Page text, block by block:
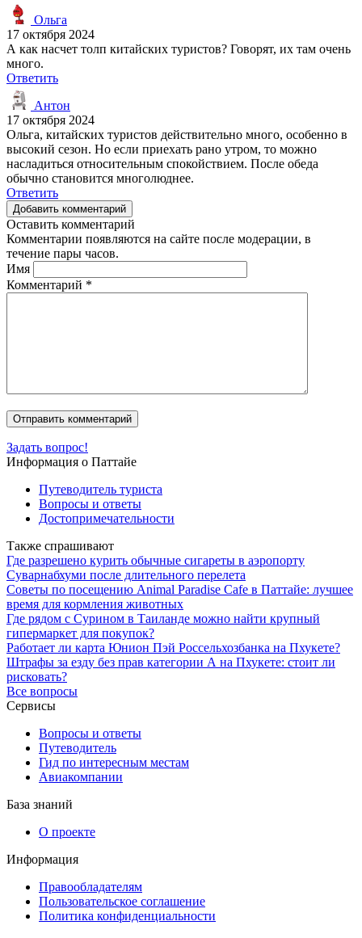
Ольга
17 октября 2024
А как насчет толп китайских туристов? Говорят, их там очень
много.
Ответить
Антон
17 октября 2024
Ольга, китайских туристов действительно много, особенно в
высокий сезон. Но если приехать рано утром, то можно
насладиться относительным спокойствием. После обеда
обычно становится многолюднее.
Ответить
Добавить комментарий
Оставить комментарий
Комментарии появляются на сайте после модерации, в
течение пары часов.
Имя
Комментарий *
Задать вопрос!
Информация о Паттайе
Путеводитель туриста
Вопросы и ответы
Достопримечательности
Также спрашивают
Где разрешено курить обычные сигареты в аэропорту
Суварнабхуми после длительного перелета
Советы по посещению Animal Paradise Cafe в Паттайе: лучшее
время для кормления животных
Где рядом с Сурином в Таиланде можно найти крупный
гипермаркет для покупок?
Работает ли карта Юнион Пэй Россельхозбанка на Пхукете?
Штрафы за езду без прав категории А на Пхукете: стоит ли
рисковать?
Все вопросы
Сервисы
Вопросы и ответы
Путеводитель
Гид по интересным местам
Авиакомпании
База знаний
О проекте
Информация
Правообладателям
Пользовательское соглашение
Политика конфиденциальности